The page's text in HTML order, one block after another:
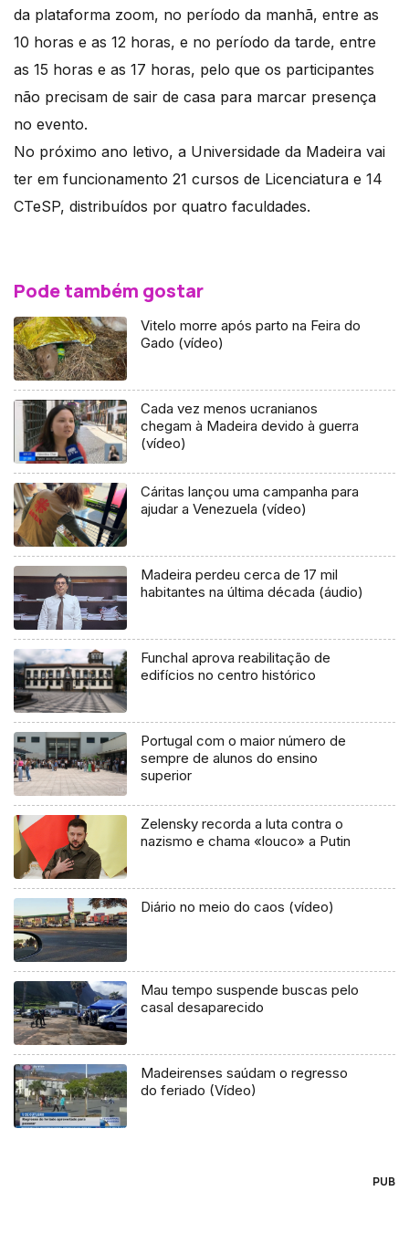
da plataforma zoom, no período da manhã, entre as
10 horas e as 12 horas, e no período da tarde, entre
as 15 horas e as 17 horas, pelo que os participantes
não precisam de sair de casa para marcar presença
no evento.
No próximo ano letivo, a Universidade da Madeira vai
ter em funcionamento 21 cursos de Licenciatura e 14
CTeSP, distribuídos por quatro faculdades.
Pode também gostar
Vitelo morre após parto na Feira do
Gado (vídeo)
Cada vez menos ucranianos
chegam à Madeira devido à guerra
(vídeo)
Cáritas lançou uma campanha para
ajudar a Venezuela (vídeo)
Madeira perdeu cerca de 17 mil
habitantes na última década (áudio)
Funchal aprova reabilitação de
edifícios no centro histórico
Portugal com o maior número de
sempre de alunos do ensino
superior
Zelensky recorda a luta contra o
nazismo e chama «louco» a Putin
Diário no meio do caos (vídeo)
Mau tempo suspende buscas pelo
casal desaparecido
Madeirenses saúdam o regresso
do feriado (Vídeo)
PUB